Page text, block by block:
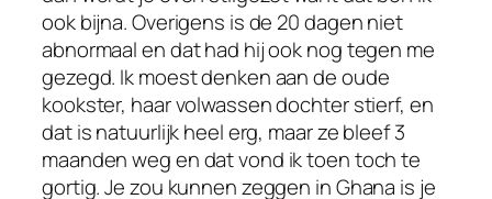
ook bijna. Overigens is de 20 dagen niet
abnormaal en dat had hij ook nog tegen me
gezegd. Ik moest denken aan de oude
kookster, haar volwassen dochter stierf, en
dat is natuurlijk heel erg, maar ze bleef 3
maanden weg en dat vond ik toen toch te
gortig. Je zou kunnen zeggen in Ghana is je